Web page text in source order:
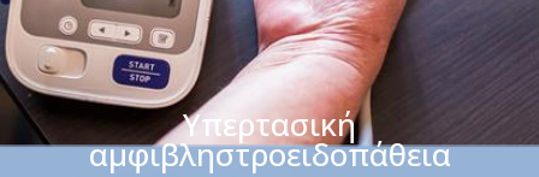
Υπερτασική
αμφιβληστροειδοπάθεια